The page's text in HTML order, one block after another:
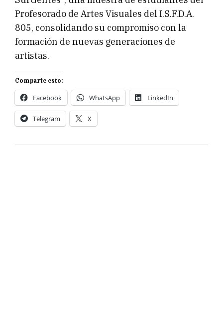
Profesorado de Artes Visuales del I.S.F.D.A.
805, consolidando su compromiso con la
formación de nuevas generaciones de
artistas.
Comparte esto:
Facebook WhatsApp LinkedIn
Telegram X